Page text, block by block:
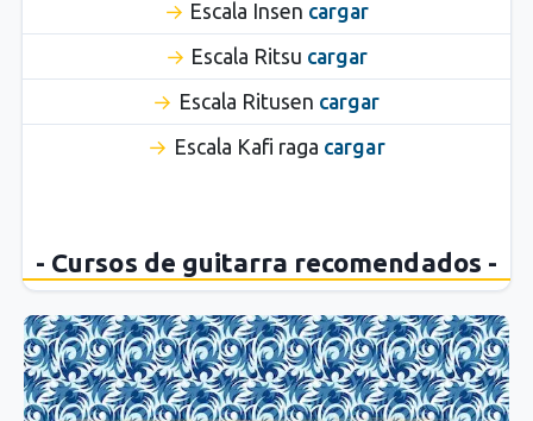
Escala Insen cargar
Escala Ritsu cargar
Escala Ritusen cargar
Escala Kafi raga cargar
- Cursos de guitarra recomendados -